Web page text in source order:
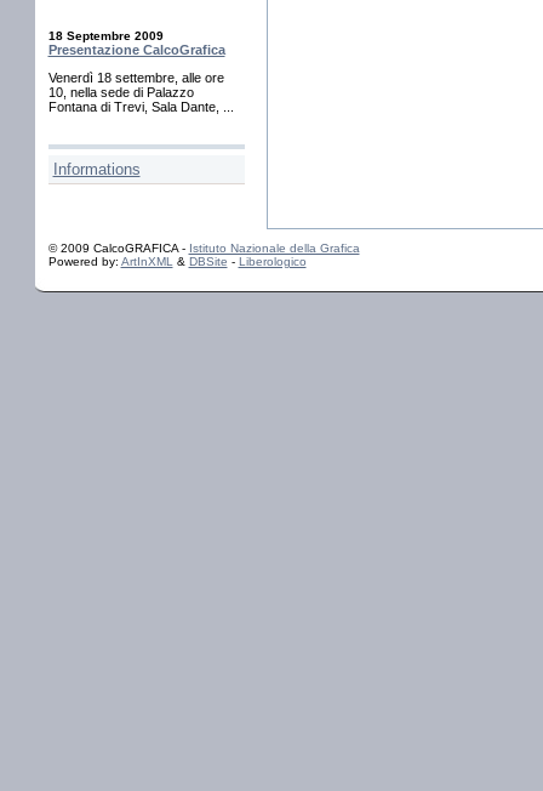
18 Septembre 2009
Presentazione CalcoGrafica
Venerdì 18 settembre, alle ore
10, nella sede di Palazzo
Fontana di Trevi, Sala Dante, ...
Informations
© 2009 CalcoGRAFICA - Istituto Nazionale della Grafica
Powered by: ArtInXML& DBSite - Liberologico